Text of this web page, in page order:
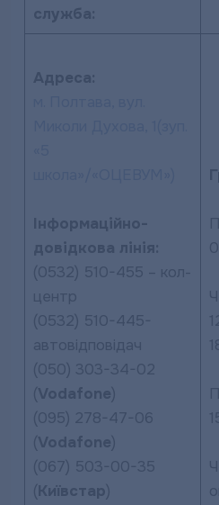
служба:
Адреса:
Інформаційно-
довідкова лінія:
(0532) 510-455 – кол-
центр
(0532) 510-445-
автовідповідач
(050) 303-34-02
(Vodafone)
(095) 278-47-06
(Vodafone)
(067) 503-00-35
(Київстар)